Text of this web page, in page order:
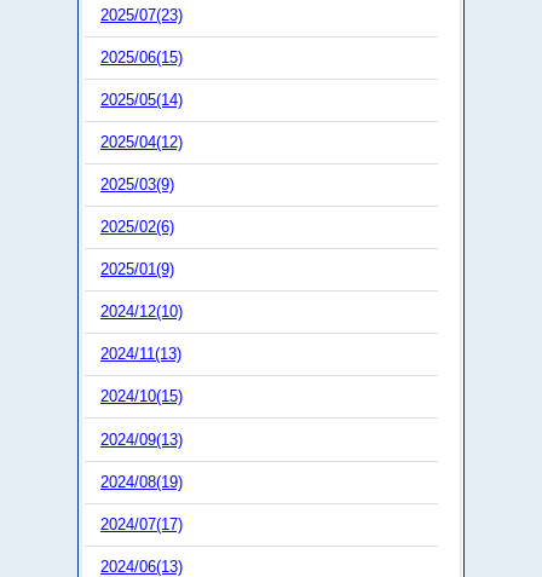
2025/07(23)
2025/06(15)
2025/05(14)
2025/04(12)
2025/03(9)
2025/02(6)
2025/01(9)
2024/12(10)
2024/11(13)
2024/10(15)
2024/09(13)
2024/08(19)
2024/07(17)
2024/06(13)